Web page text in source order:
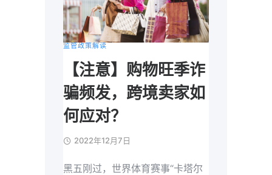
监管政策解读
【注意】购物旺季诈
骗频发，跨境卖家如
何应对？
2022年12月7日
黑五刚过，世界体育赛事“卡塔尔